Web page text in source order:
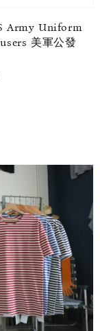
Army Uniform
美軍公發